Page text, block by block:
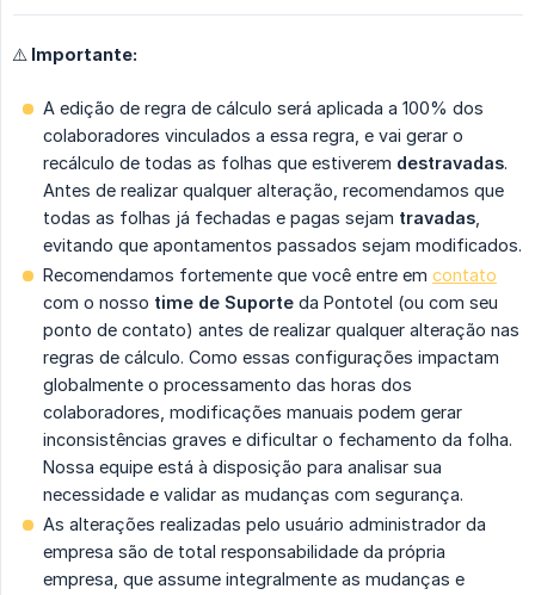
⚠️ Importante:
A edição de regra de cálculo será aplicada a 100% dos
colaboradores vinculados a essa regra, e vai gerar o
recálculo de todas as folhas que estiverem destravadas.
Antes de realizar qualquer alteração, recomendamos que
todas as folhas já fechadas e pagas sejam travadas
evitando que apontamentos passados sejam modificados.
Recomendamos fortemente que você entre em contato
com o nosso time de Suporte da Pontotel (ou com seu
ponto de contato) antes de realizar qualquer alteração nas
regras de cálculo. Como essas configurações impactam
globalmente o processamento das horas dos
colaboradores, modificações manuais podem gerar
inconsistências graves e dificultar o fechamento da folha.
Nossa equipe está à disposição para analisar sua
necessidade e validar as mudanças com segurança.
As alterações realizadas pelo usuário administrador da
empresa são de total responsabilidade da própria
empresa, que assume integralmente as mudanças e